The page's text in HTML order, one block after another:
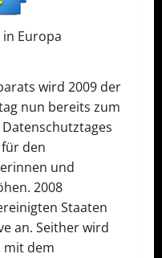
Europa
wird 2009 der
nun bereits zum
den
und
2008
Staaten
an. Seither wird
mit dem